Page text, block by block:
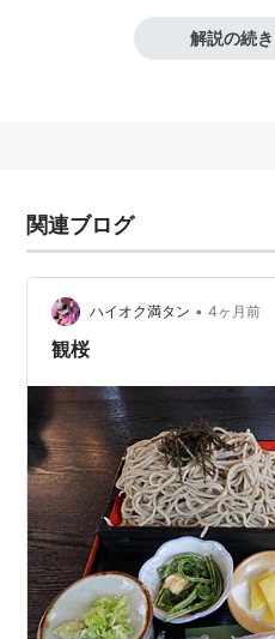
最寄り駅は上越線岩原スキ
解説の続
関連ブログ
ハイオク満タン • 4ヶ月前
観桜